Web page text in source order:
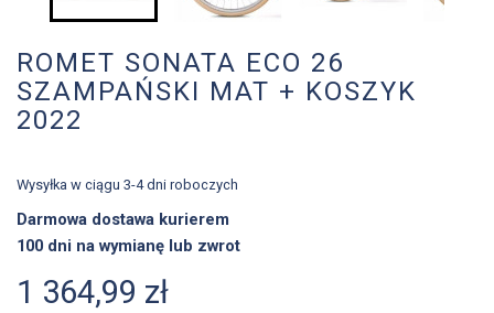
ROMET SONATA ECO 26
SZAMPAŃSKI MAT + KOSZYK
2022
Wysyłka w ciągu 3-4 dni roboczych
Darmowa dostawa kurierem
100 dni na wymianę lub zwrot
1 364,99 zł